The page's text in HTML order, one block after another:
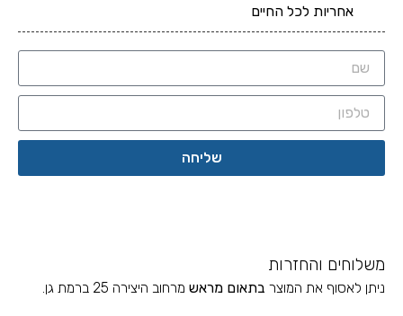
אחריות לכל החיים
שליחה
משלוחים והחזרות
ניתן לאסוף את המוצר בתאום מראש מרחוב היצירה 25 ברמת גן.